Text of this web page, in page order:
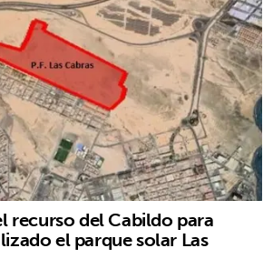
recurso del Cabildo para
el parque solar Las